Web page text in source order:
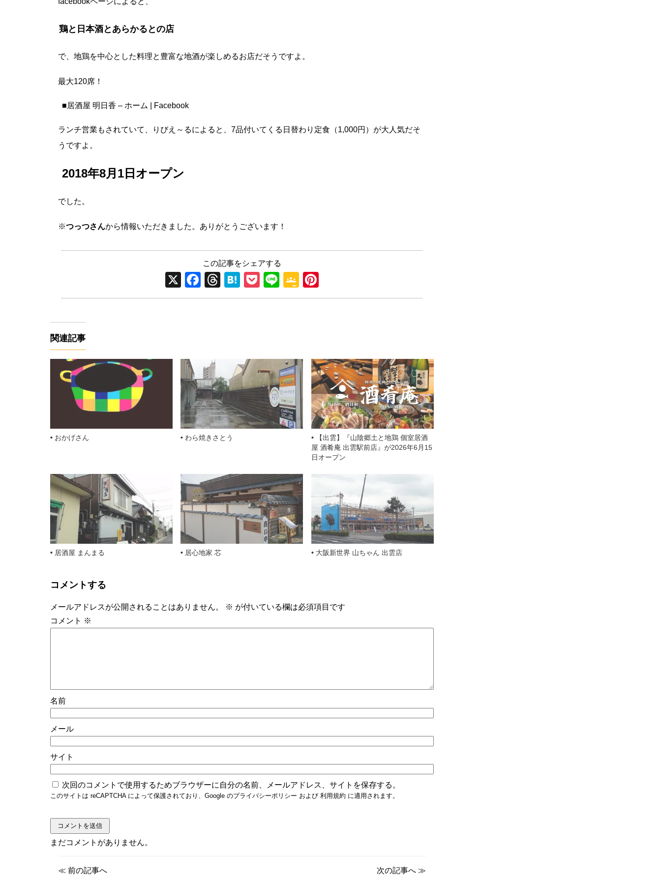
鶏と日本酒とあらかるとの店
で、地鶏を中心とした料理と豊富な地酒が楽しめるお店だそうですよ。
最大120席！
■居酒屋 明日香 – ホーム | Facebook
ランチ営業もされていて、りびえ～るによると、7品付いてくる日替わり定食（1,000円）が大人気だそ
うですよ。
2018年8月1日オープン
でした。
※つっつさんから情報いただきました。ありがとうございます！
この記事をシェアする
X
F
a
o
o
k
T
hr
H
at
P
o
Li
n
G
o
Cl
ss
ro
o
m
nt
関連記事
おかげさん わら焼きさとう
【出雲】『山陰郷土と地鶏 個室居酒
屋 酒肴庵 出雲駅前店』が2026年6月15
日オープン
居酒屋 まんまる 居心地家 芯 大阪新世界 山ちゃん 出雲店
コメントする
メールアドレスが公開されることはありません。 ※ が付いている欄は必須項目です
コメント ※
名前
メール
サイト
次回のコメントで使用するためブラウザーに自分の名前、メールアドレス、サイトを保存する。
このサイトは reCAPTCHA によって保護されており、Google のプライバシーポリシー および 利用規約 に適用されます。
まだコメントがありません。
≪ 前の記事へ 次の記事へ ≫